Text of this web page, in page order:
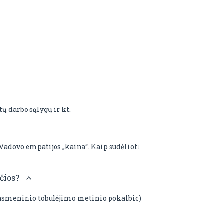
darbo sąlygų ir kt.
empatijos „kaina“. Kaip sudėlioti
tobulėjimo metinio pokalbio)